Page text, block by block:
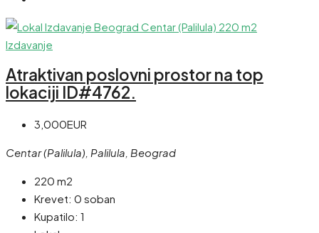
Izdavanje
Atraktivan poslovni prostor na top
lokaciji ID#4762.
3,000EUR
Centar (Palilula), Palilula, Beograd
220 m2
Krevet: 0 soban
Kupatilo: 1